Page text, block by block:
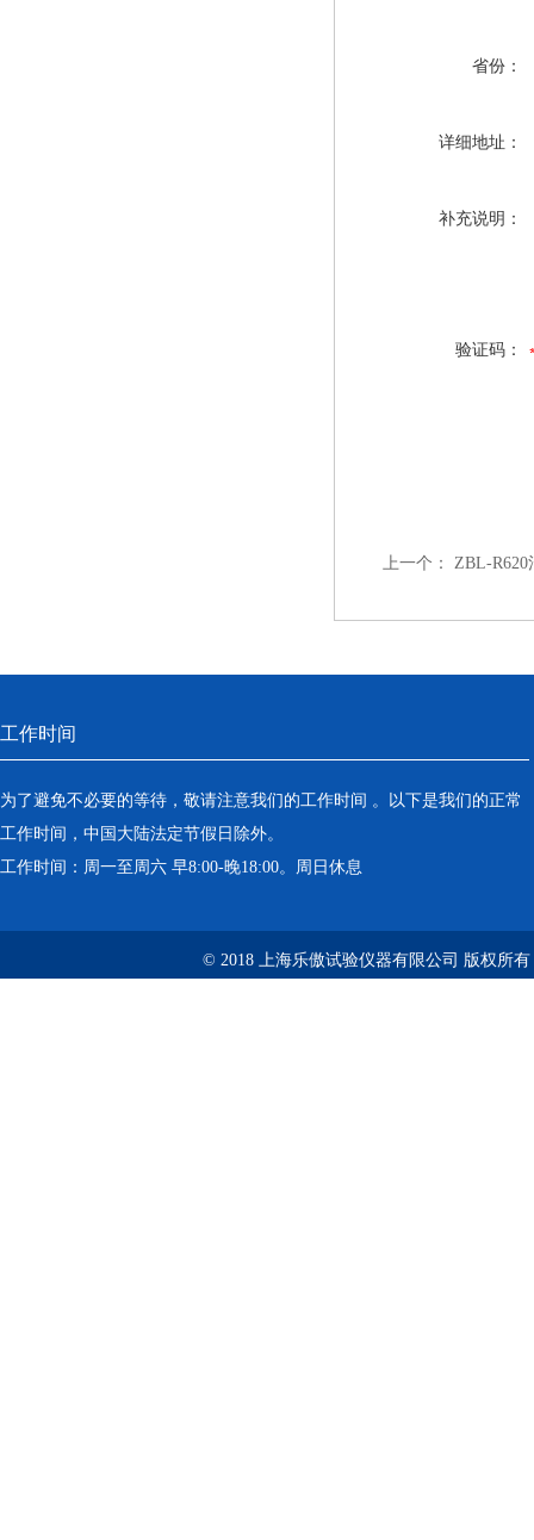
省份：
详细地址：
补充说明：
验证码：
上一个： ZBL-R620
工作时间
为了避免不必要的等待，敬请注意我们的工作时间 。以下是我们的正常
工作时间，中国大陆法定节假日除外。
工作时间：周一至周六 早8:00-晚18:00。周日休息
© 2018 上海乐傲试验仪器有限公司 版权所